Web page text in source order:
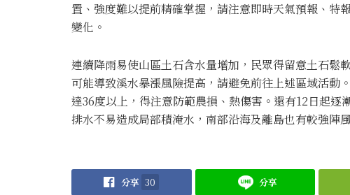
置、強度難以提前精確掌握，請注意即時天氣預報、特
變化。
連續降雨易使山區土石含水量增加，民眾得留意土石鬆
可能導致溪水暴漲風險提高，請避免前往上述區域活動
達36度以上，得注意防範農損、熱傷害。還有12日起
排水不易造成局部積淹水，南部沿海及離島也有較強陣
分享 30 分享